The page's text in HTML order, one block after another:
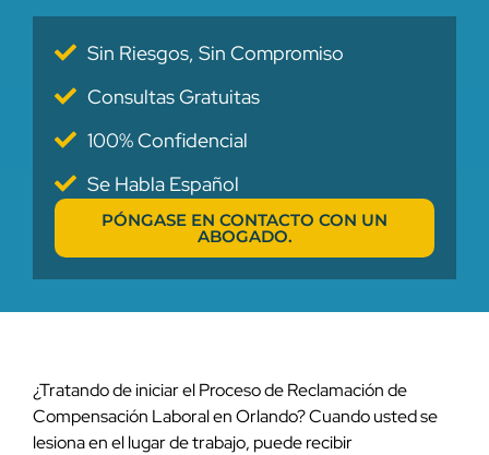
Sin Riesgos, Sin Compromiso
Consultas Gratuitas
100% Confidencial
Se Habla Español
PÓNGASE EN CONTACTO CON UN
ABOGADO.
¿Tratando de iniciar el Proceso de Reclamación de
Compensación Laboral en Orlando? Cuando usted se
lesiona en el lugar de trabajo, puede recibir